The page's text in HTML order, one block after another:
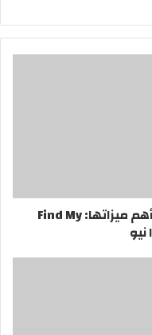
متدرب في آبل ابتكر واحدة من أهم ميزاتها: Find My